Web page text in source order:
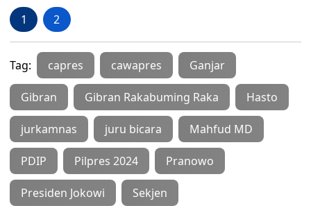
1 2
Tag: capres cawapres Ganjar
Gibran Gibran Rakabuming Raka Hasto
jurkamnas juru bicara Mahfud MD
PDIP Pilpres 2024 Pranowo
Presiden Jokowi Sekjen